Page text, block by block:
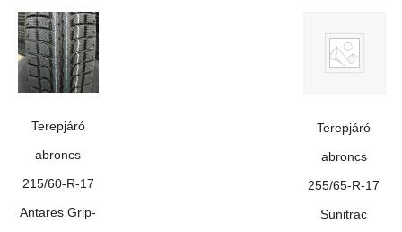
Terepjáró
abroncs
215/60-R-17
Antares Grip-
Terepjáró
abroncs
255/65-R-17
Sunitrac